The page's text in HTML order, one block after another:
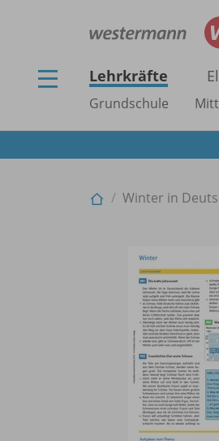
Lehrkräfte
Grundschule
Winter in